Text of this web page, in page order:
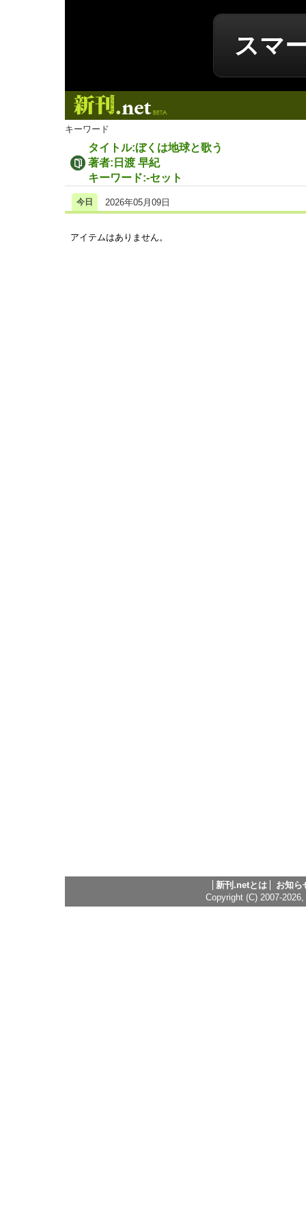
スマ
キーワード
タイトル:ぼくは地球と歌う
著者:日渡 早紀
キーワード:-セット
今日 2026年05月09日
アイテムはありません。
新刊.netとは
お知ら
Copyright (C) 2007-2026,